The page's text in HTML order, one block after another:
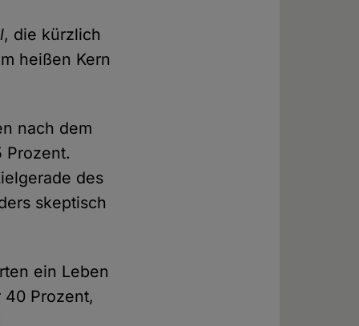
, die kürzlich
heißen Kern
nach dem
Prozent.
des
skeptisch
ein Leben
Prozent,